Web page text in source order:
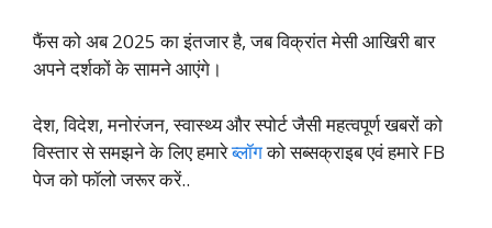
फैंस को अब 2025 का इंतजार है, जब विक्रांत मेसी आखिरी बार
अपने दर्शकों के सामने आएंगे।
देश, विदेश, मनोरंजन, स्वास्थ्य और स्पोर्ट जैसी महत्वपूर्ण खबरों को
विस्तार से समझने के लिए हमारेब्लॉगको सब्सक्राइब एवं हमारे FB
पेज को फॉलो जरूर करें..